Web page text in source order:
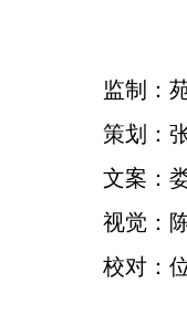
监制：
策划：
文案：
视觉：
校对：